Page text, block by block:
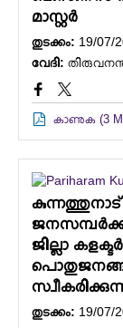
മാസ്റ്റർ
തുടക്കം: 19/07/
വേദി:
കാണുക (3
കുന്നത്തുനാട്
ജില്ലാ
തുടക്കം: 19/07/